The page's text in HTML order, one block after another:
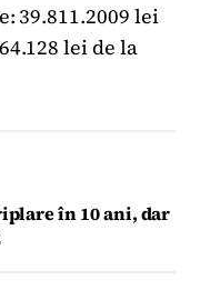
39.811.2009 lei
lei de la
în 10 ani, dar